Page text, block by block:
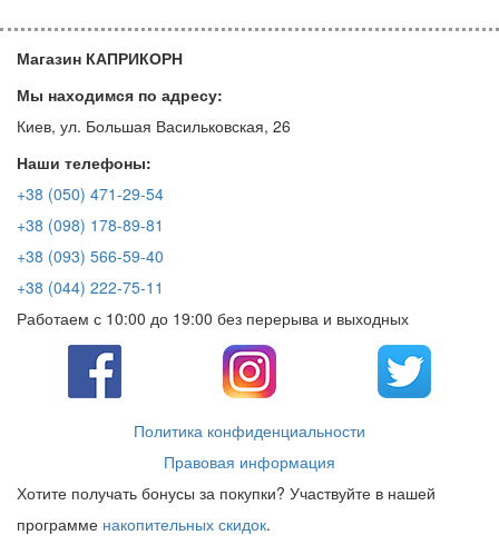
Магазин КАПРИКОРН
Мы находимся по адресу:
Киев, ул. Большая Васильковская, 26
Наши телефоны:
+38 (050) 471-29-54
+38 (098) 178-89-81
+38 (093) 566-59-40
+38 (044) 222-75-11
Работаем с 10:00 до 19:00 без перерыва и выходных
Политика конфиденциальности
Правовая информация
Хотите получать бонусы за покупки? Участвуйте в нашей
программе накопительных скидок.